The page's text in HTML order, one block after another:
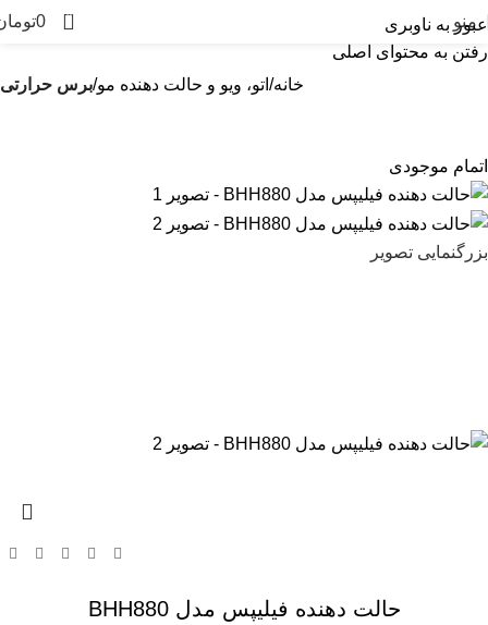
عبور به ناوبری
رفتن به محتوای اصلی
منو 0
0
خانه اتو، ویو و حالت دهنده مو برس حرارتی
اتمام موجودی
بزرگنمایی تصویر
حالت دهنده فیلیپس مدل BHH880